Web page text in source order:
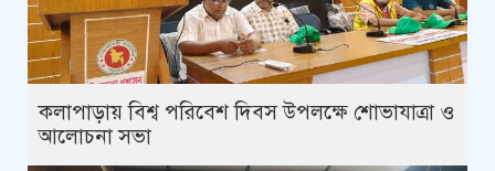
কলাপাড়ায় বিশ্ব পরিবেশ দিবস উপলক্ষে শোভাযাত্রা ও
আলোচনা সভা